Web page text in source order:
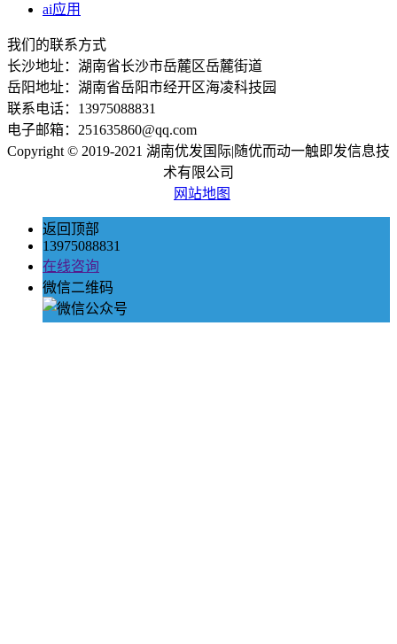
ai应用
我们的联系方式
长沙地址：湖南省长沙市岳麓区岳麓街道
岳阳地址：湖南省岳阳市经开区海凌科技园
联系电话：13975088831
电子邮箱：251635860@qq.com
Copyright © 2019-2021 湖南优发国际|随优而动一触即发信息技
术有限公司
网站地图
返回顶部
13975088831
在线咨询
微信二维码